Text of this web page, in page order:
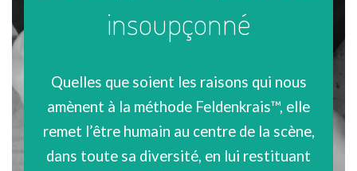
insoupçonné
Quelles que soient les raisons qui nous
amènent à la méthode Feldenkrais™, elle
remet l’être humain au centre de la scène,
dans toute sa diversité, en lui restituant